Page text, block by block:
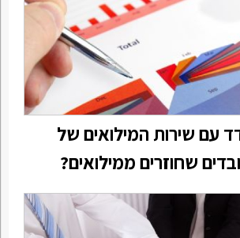
עם שירות המילואים של
שחוזרים ממילואים?